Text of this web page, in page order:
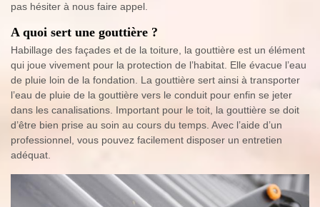
pas hésiter à nous faire appel.
A quoi sert une gouttière ?
Habillage des façades et de la toiture, la gouttière est un élément
qui joue vivement pour la protection de l’habitat. Elle évacue l’eau
de pluie loin de la fondation. La gouttière sert ainsi à transporter
l’eau de pluie de la gouttière vers le conduit pour enfin se jeter
dans les canalisations. Important pour le toit, la gouttière se doit
d’être bien prise au soin au cours du temps. Avec l’aide d’un
professionnel, vous pouvez facilement disposer un entretien
adéquat.